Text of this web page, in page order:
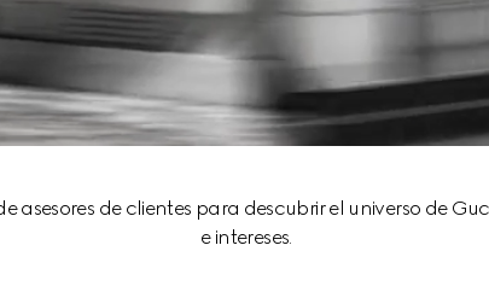
asesores de clientes para descubrir el universo de
e intereses.